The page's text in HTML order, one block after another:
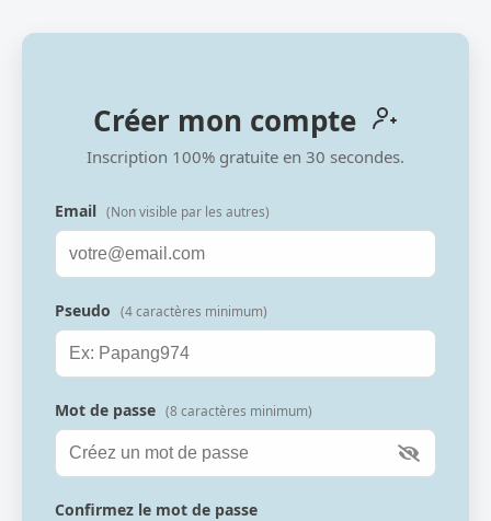
Créer mon compte
Inscription 100% gratuite en 30 secondes.
Email (Non visible par les autres)
Pseudo (4 caractères minimum)
Mot de passe (8 caractères minimum)
Confirmez le mot de passe